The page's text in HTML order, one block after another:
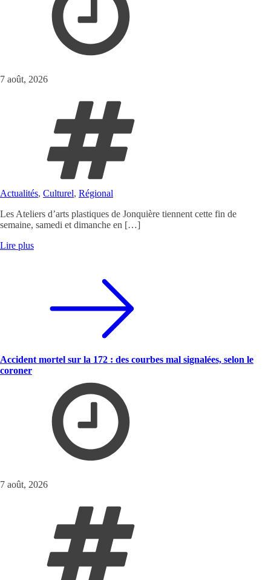
7 août, 2026
Actualités, Culturel, Régional
Les Ateliers d’arts plastiques de Jonquière tiennent cette fin de
semaine, samedi et dimanche en […]
Lire plus
Accident mortel sur la 172 : des courbes mal signalées, selon le
coroner
7 août, 2026